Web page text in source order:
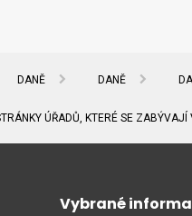
DANĚ DANĚ
ÚŘADŮ, KTERÉ SE
Vybrané